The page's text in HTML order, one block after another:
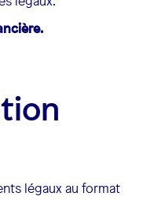
légaux au format